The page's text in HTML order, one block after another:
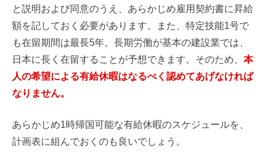
と説明および同意のうえ、あらかじめ雇用契約書に昇給
額を記しておく必要があります。また、特定技能1号で
も在留期間は最長5年。長期労働が基本の建設業では、
日本に長く在留することが予想できます。そのため、 本
人の希望による有給休暇はなるべく認めてあげなければ
なりません。
あらかじめ1時帰国可能な有給休暇のスケジュールを、
計画表に組んでおくのも良いでしょう。